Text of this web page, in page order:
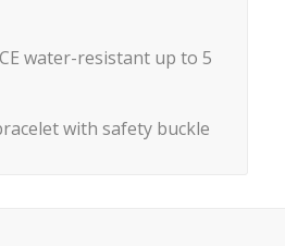
water-resistant up to 5
with safety buckle